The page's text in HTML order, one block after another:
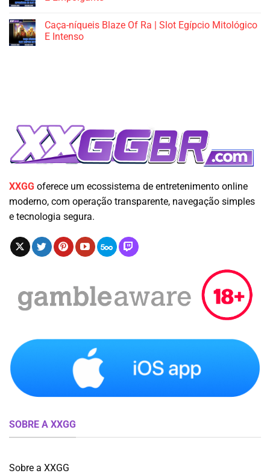
Caça-níqueis Blaze Of Ra | Slot Egípcio Mitológico
E Intenso
XXGG oferece um ecossistema de entretenimento online
moderno, com operação transparente, navegação simples
e tecnologia segura.
SOBRE A XXGG
Sobre a XXGG